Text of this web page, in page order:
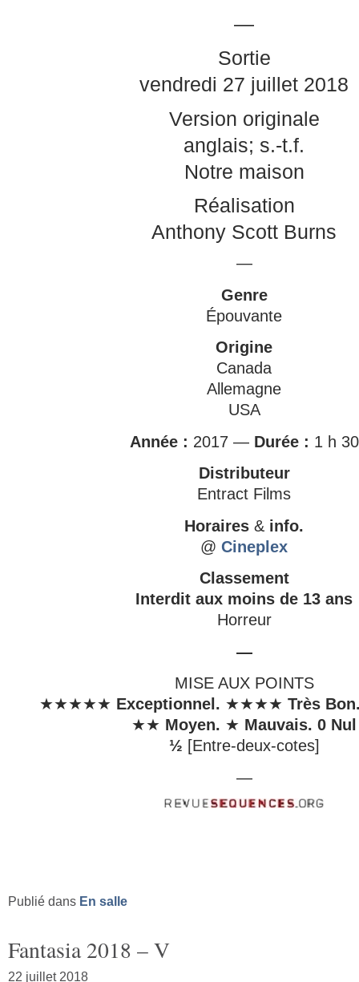
—
Sortie
vendredi 27 juillet 2018
Version originale
anglais; s.-t.f.
Notre maison
Réalisation
Anthony Scott Burns
—
Genre
Épouvante
Origine
Canada
Allemagne
USA
Année : 2017 — Durée : 1 h 30
Distributeur
Entract Films
Horaires & info.
@ Cineplex
Classement
Interdit aux moins de 13 ans
Horreur
—
MISE AUX POINTS
★★★★★ Exceptionnel. ★★★★ Très
★★ Moyen. ★ Mauvais. 0 Nul
½ [Entre-deux-cotes]
—
Publié dans En salle
Fantasia 2018 – V
22 juillet 2018